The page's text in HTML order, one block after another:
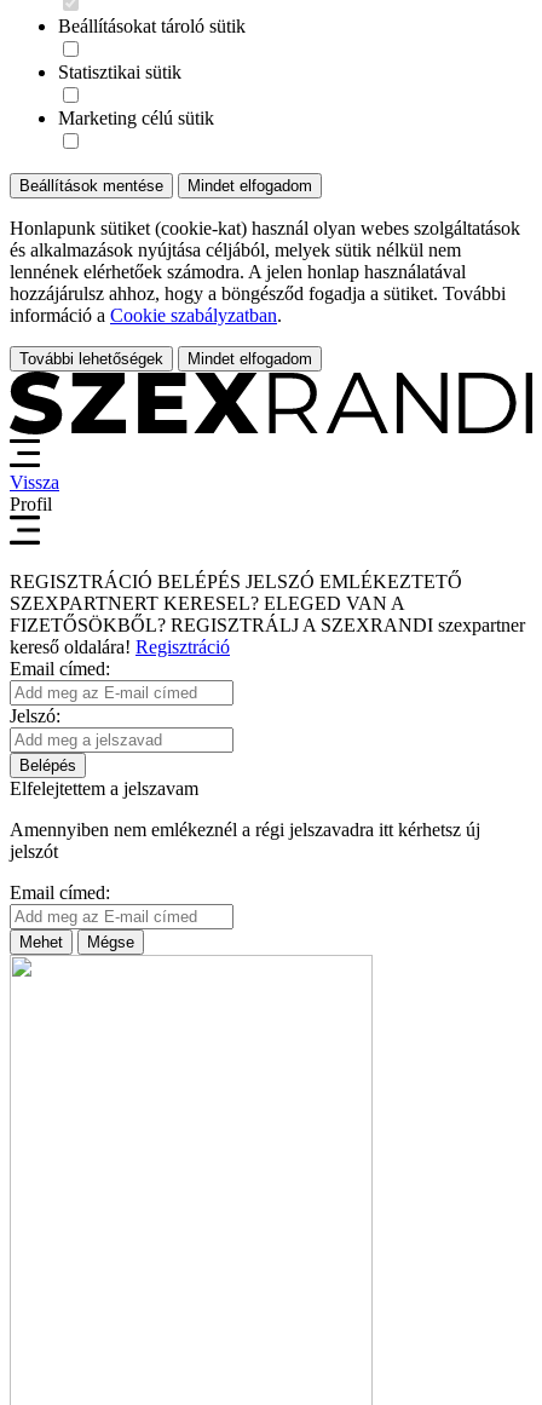
Beállításokat tároló sütik
Statisztikai sütik
Marketing célú sütik
Beállítások mentése Mindet elfogadom
Honlapunk sütiket (cookie-kat) használ olyan webes szolgáltatások
és alkalmazások nyújtása céljából, melyek sütik nélkül nem
lennének elérhetőek számodra. A jelen honlap használatával
hozzájárulsz ahhoz, hogy a böngésződ fogadja a sütiket. További
információ a Cookie szabályzatban.
További lehetőségek Mindet elfogadom
Vissza
Profil
REGISZTRÁCIÓ BELÉPÉS JELSZÓ EMLÉKEZTETŐ
SZEXPARTNERT KERESEL? ELEGED VAN A
FIZETŐSÖKBŐL? REGISZTRÁLJ A SZEXRANDI szexpartner
kereső oldalára! Regisztráció
Email címed:
Jelszó:
Belépés
Elfelejtettem a jelszavam
Amennyiben nem emlékeznél a régi jelszavadra itt kérhetsz új
jelszót
Email címed:
Mehet Mégse